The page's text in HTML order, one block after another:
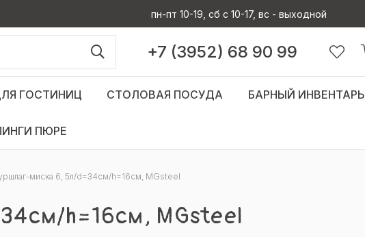
пн-пт 10-19, сб с 10-17, вс - выходной
+7 (3952) 68 90 99
ГОСТИНИЦ СТОЛОВАЯ ПОСУДА БАРНЫЙ ИНВЕНТАРЬ
ПЮРЕ
миска 6, 5л/d=34см/h=16см, MGsteel
h=16см, MGsteel